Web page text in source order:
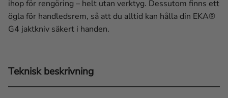
ihop för rengöring – helt utan verktyg. Dessutom finns ett
ögla för handledsrem, så att du alltid kan hålla din EKA®
G4 jaktkniv säkert i handen.
Teknisk beskrivning